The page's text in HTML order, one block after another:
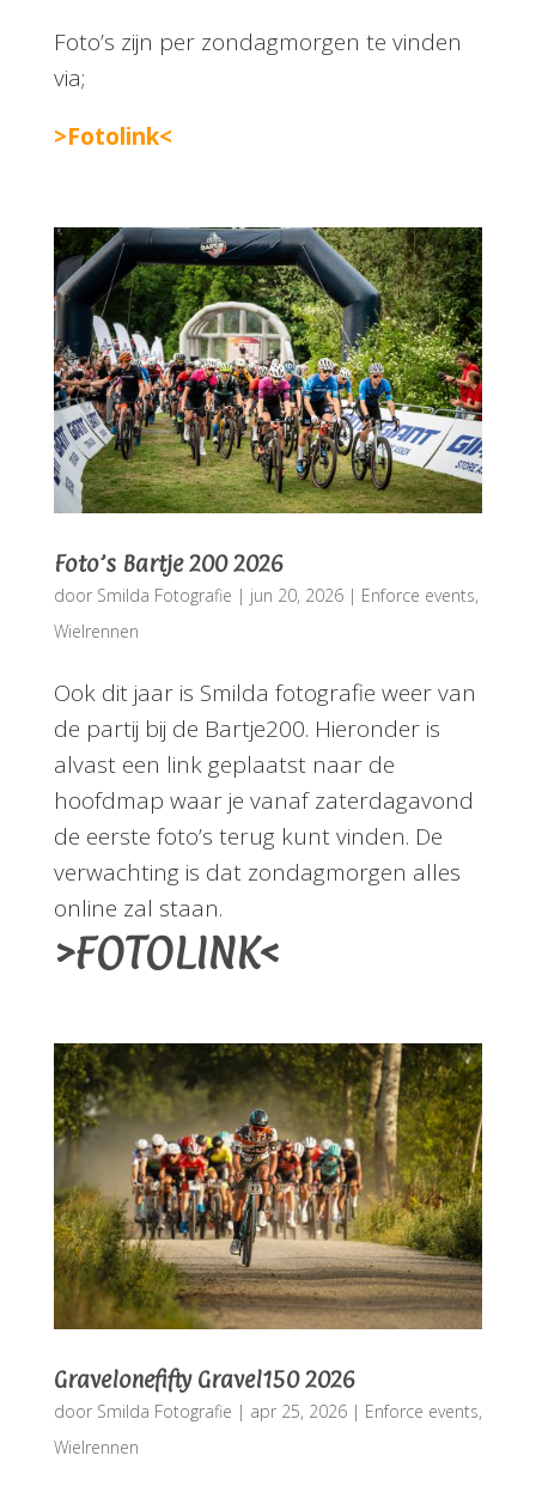
Foto’s zijn per zondagmorgen te vinden
via;
>Fotolink<
Foto’s Bartje 200 2026
door Smilda Fotografie | jun 20, 2026| Enforce events,
Wielrennen
Ook dit jaar is Smilda fotografie weer van
de partij bij de Bartje200. Hieronder is
alvast een link geplaatst naar de
hoofdmap waar je vanaf zaterdagavond
de eerste foto’s terug kunt vinden. De
verwachting is dat zondagmorgen alles
online zal staan.
>FOTOLINK<
Gravelonefifty Gravel150 2026
door Smilda Fotografie | apr 25, 2026| Enforce events,
Wielrennen